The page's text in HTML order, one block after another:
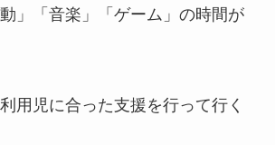
」「音楽」「ゲーム」の時間が
用児に合った支援を行って行く